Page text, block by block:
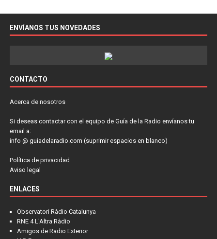
ENVÍANOS TUS NOVEDADES
CONTACTO
Acerca de nosotros
Si deseas contactar con el equipo de Guía de la Radio envíanos tu
email a:
info @ guiadelaradio.com (suprimir espacios en blanco)
Política de privacidad
Aviso legal
ENLACES
Observatori Ràdio Catalunya
RNE 4 L'Altra Ràdio
Amigos de Radio Exterior